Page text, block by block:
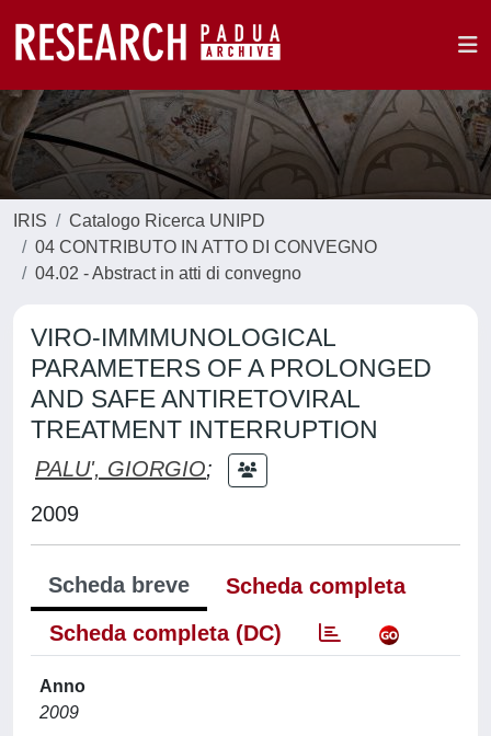
IRIS
Catalogo Ricerca UNIPD
04 CONTRIBUTO IN ATTO DI CONVEGNO
04.02 - Abstract in atti di convegno
VIRO-IMMMUNOLOGICAL
PARAMETERS OF A PROLONGED
AND SAFE ANTIRETOVIRAL
TREATMENT INTERRUPTION
PALU', GIORGIO;
2009
Scheda breve
Scheda completa
Scheda completa (DC)
Anno
2009